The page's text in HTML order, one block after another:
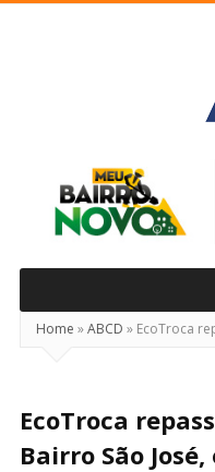
Real
Home »ABCD » EcoTroca
EcoTroca
Bairro São